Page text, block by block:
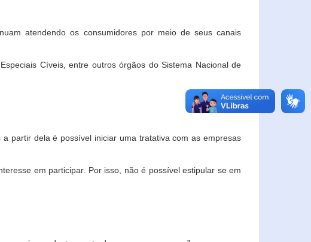
atendendo os consumidores por meio de seus canais
Cíveis, entre outros órgãos do Sistema Nacional de
partir dela é possível iniciar uma tratativa com as empresas
em participar. Por isso, não é possível estipular se em